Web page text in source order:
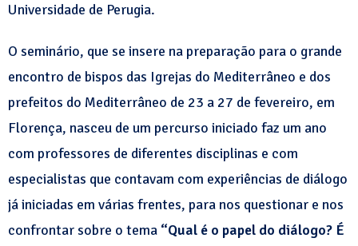
Universidade de Perugia.
O seminário, que se insere na preparação para o grande
encontro de bispos das Igrejas do Mediterrâneo e dos
prefeitos do Mediterrâneo de 23 a 27 de fevereiro, em
Florença, nasceu de um percurso iniciado faz um ano
com professores de diferentes disciplinas e com
especialistas que contavam com experiências de diálogo
já iniciadas em várias frentes, para nos questionar e nos
confrontar sobre o tema “Qual é o papel do diálogo? É